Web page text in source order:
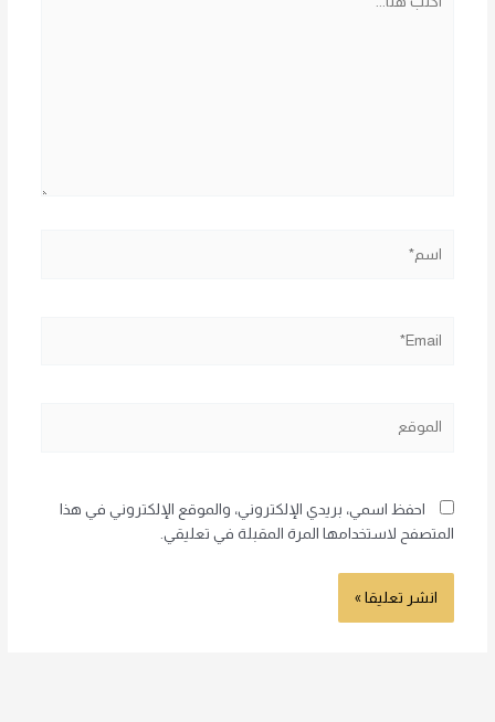
هنا...
احفظ اسمي، بريدي الإلكتروني، والموقع الإلكتروني في هذا
المتصفح لاستخدامها المرة المقبلة في تعليقي.